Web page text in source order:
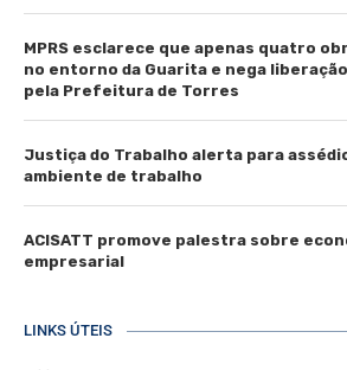
MPRS esclarece que apenas quatro
no entorno da Guarita e nega
pela Prefeitura de Torres
Justiça do Trabalho alerta para
ambiente de trabalho
ACISATT promove palestra sobre
empresarial
LINKS ÚTEIS